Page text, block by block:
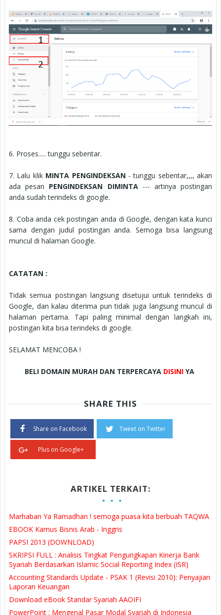
6. Proses..... tunggu sebentar.
7. Lalu klik MINTA PENGINDEKSAN - tunggu sebentar,,,, akan
ada pesan PENGINDEKSAN DIMINTA--- artinya postingan
anda sudah terindeks di google.
8. Coba anda cek postingan anda di Google, dengan kata kunci
sama dengan judul postingan anda. Semoga bisa langsung
muncul di halaman Google.
CATATAN :
Tidak semua postingan langsung disetujui untuk terindeks di
Google, dan kalau diterima pun tidak juga langsung muncul di
halaman pertama. Tapi paling minimal dengan langkah ini,
postingan kita bisa terindeks di google.
SELAMAT MENCOBA !
BELI DOMAIN MURAH DAN TERPERCAYA DISINI YA
SHARE THIS
Share on Facebook Tweet on Twitter
Plus on Google+
ARTIKEL TERKAIT:
Marhaban Ya Ramadhan ! semoga puasa kita berbuah TAQWA
EBOOK Kamus Bisnis Arab - Inggris
PAPSI 2013 (DOWNLOAD)
SKRIPSI FULL : Analisis Tingkat Pengungkapan Kinerja Bank
Syariah Berdasarkan Islamic Social Reporting Index (ISR)
Accounting Standards Update - PSAK 1 (Revisi 2010): Penyajian
Laporan Keuangan
Download eBook Standar Syariah AAOIFI
PowerPoint : Mengenal Pasar Modal Syariah di Indonesia